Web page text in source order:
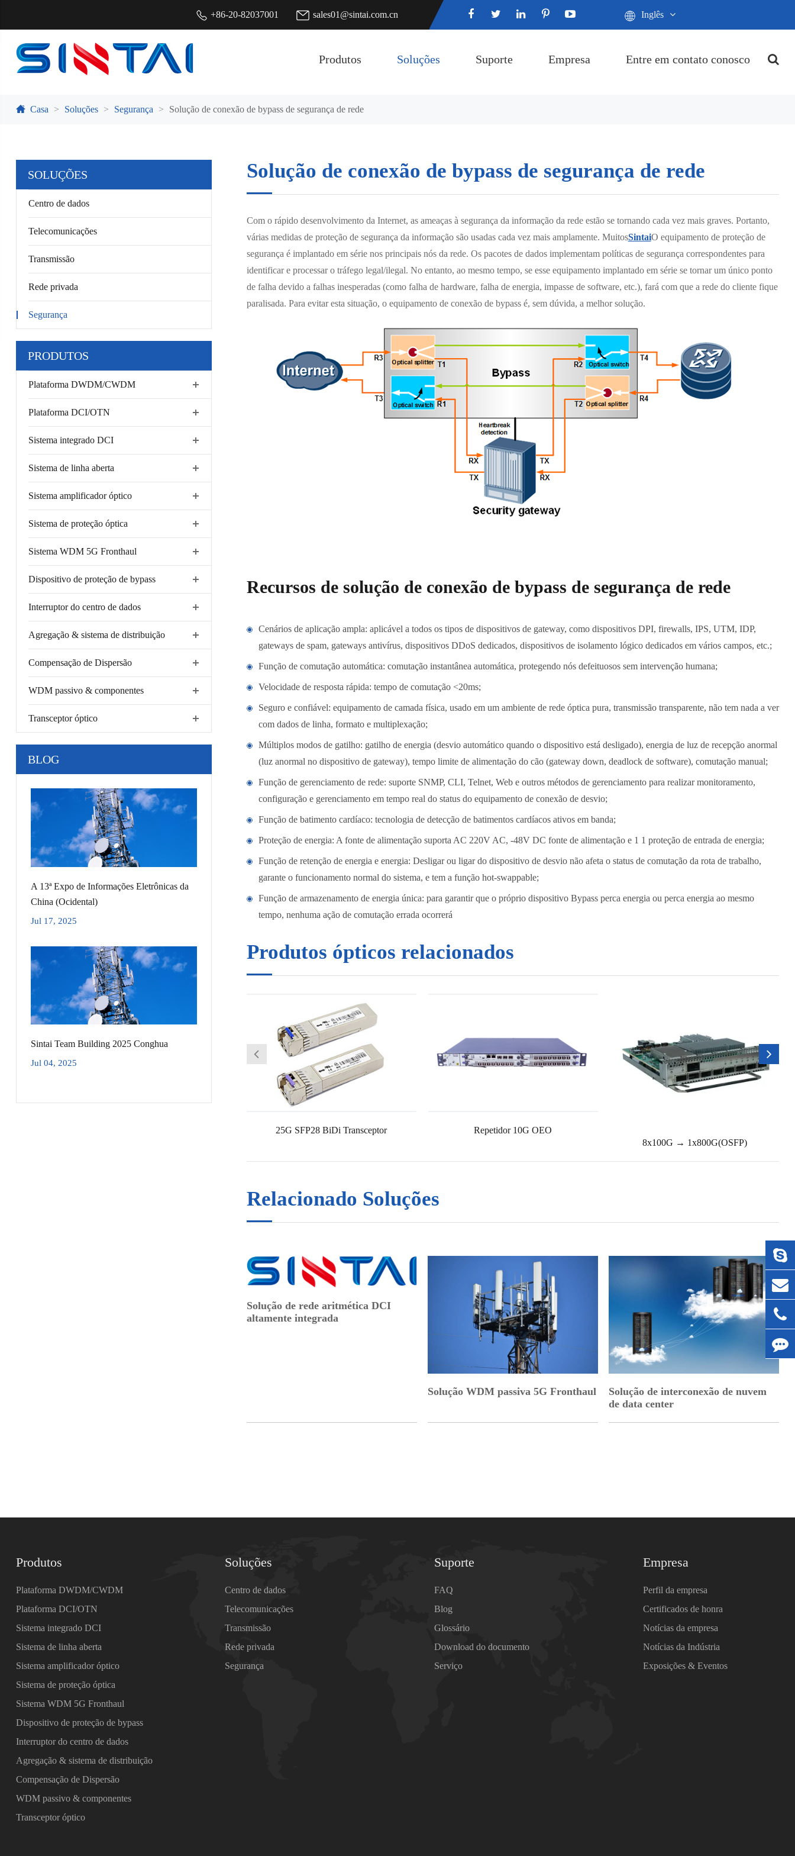
+86-20-82037001 sales01@sintai.com.cn Inglês
Produtos Soluções Suporte Empresa Entre em contato conosco
Casa Soluções Segurança Solução de conexão de bypass de segurança de rede
SOLUÇÕES
Centro de dados
Telecomunicações
Transmissão
Rede privada
Segurança
PRODUTOS
Plataforma DWDM/CWDM
Plataforma DCI/OTN
Sistema integrado DCI
Sistema de linha aberta
Sistema amplificador óptico
Sistema de proteção óptica
Sistema WDM 5G Fronthaul
Dispositivo de proteção de bypass
Interruptor do centro de dados
Agregação & sistema de distribuição
Compensação de Dispersão
WDM passivo & componentes
Transceptor óptico
BLOG
A 13ª Expo de Informações Eletrônicas da
China (Ocidental)
Jul 17, 2025
Sintai Team Building 2025 Conghua
Jul 04, 2025
Solução de conexão de bypass de segurança de rede
Com o rápido desenvolvimento da Internet, as ameaças à segurança da informação da rede estão se tornando cada vez mais graves. Portanto,
várias medidas de proteção de segurança da informação são usadas cada vez mais amplamente. MuitosSintaiO equipamento de proteção de
segurança é implantado em série nos principais nós da rede. Os pacotes de dados implementam políticas de segurança correspondentes para
identificar e processar o tráfego legal/ilegal. No entanto, ao mesmo tempo, se esse equipamento implantado em série se tornar um único ponto
de falha devido a falhas inesperadas (como falha de hardware, falha de energia, impasse de software, etc.), fará com que a rede do cliente fique
paralisada. Para evitar esta situação, o equipamento de conexão de bypass é, sem dúvida, a melhor solução.
Recursos de solução de conexão de bypass de segurança de rede
Cenários de aplicação ampla: aplicável a todos os tipos de dispositivos de gateway, como dispositivos DPI, firewalls, IPS, UTM, IDP,
gateways de spam, gateways antivírus, dispositivos DDoS dedicados, dispositivos de isolamento lógico dedicados em vários campos, etc.;
Função de comutação automática: comutação instantânea automática, protegendo nós defeituosos sem intervenção humana;
Velocidade de resposta rápida: tempo de comutação <20ms;
Seguro e confiável: equipamento de camada física, usado em um ambiente de rede óptica pura, transmissão transparente, não tem nada a ver
com dados de linha, formato e multiplexação;
Múltiplos modos de gatilho: gatilho de energia (desvio automático quando o dispositivo está desligado), energia de luz de recepção anormal
(luz anormal no dispositivo de gateway), tempo limite de alimentação do cão (gateway down, deadlock de software), comutação manual;
Função de gerenciamento de rede: suporte SNMP, CLI, Telnet, Web e outros métodos de gerenciamento para realizar monitoramento,
configuração e gerenciamento em tempo real do status do equipamento de conexão de desvio;
Função de batimento cardíaco: tecnologia de detecção de batimentos cardíacos ativos em banda;
Proteção de energia: A fonte de alimentação suporta AC 220V AC, -48V DC fonte de alimentação e 1 1 proteção de entrada de energia;
Função de retenção de energia e energia: Desligar ou ligar do dispositivo de desvio não afeta o status de comutação da rota de trabalho,
garante o funcionamento normal do sistema, e tem a função hot-swappable;
Função de armazenamento de energia única: para garantir que o próprio dispositivo Bypass perca energia ou perca energia ao mesmo
tempo, nenhuma ação de comutação errada ocorrerá
Produtos ópticos relacionados
25G SFP28 BiDi Transceptor
Repetidor 10G OEO
8x100G → 1x800G(OSFP)
Relacionado Soluções
Solução de rede aritmética DCI
altamente integrada
Solução WDM passiva 5G Fronthaul
Solução de interconexão de nuvem
de data center
Produtos
Plataforma DWDM/CWDM
Plataforma DCI/OTN
Sistema integrado DCI
Sistema de linha aberta
Sistema amplificador óptico
Sistema de proteção óptica
Sistema WDM 5G Fronthaul
Dispositivo de proteção de bypass
Interruptor do centro de dados
Agregação & sistema de distribuição
Compensação de Dispersão
WDM passivo & componentes
Transceptor óptico
Soluções
Centro de dados
Telecomunicações
Transmissão
Rede privada
Segurança
Suporte
FAQ
Blog
Glossário
Download do documento
Serviço
Empresa
Perfil da empresa
Certificados de honra
Notícias da empresa
Notícias da Indústria
Exposições & Eventos